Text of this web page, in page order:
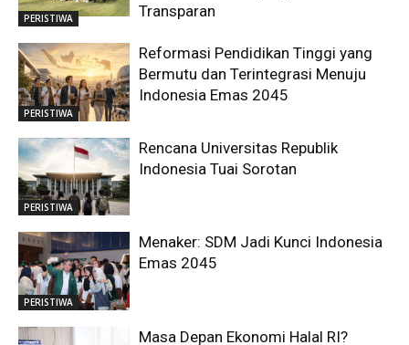
PERISTIWA
Transparan
PERISTIWA
Reformasi Pendidikan Tinggi yang
Bermutu dan Terintegrasi Menuju
Indonesia Emas 2045
PERISTIWA
Rencana Universitas Republik
Indonesia Tuai Sorotan
PERISTIWA
Menaker: SDM Jadi Kunci Indonesia
Emas 2045
Masa Depan Ekonomi Halal RI?